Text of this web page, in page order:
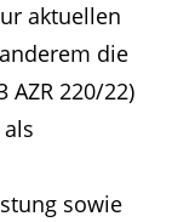
aktuellen
die
AZR 220/22)
sowie